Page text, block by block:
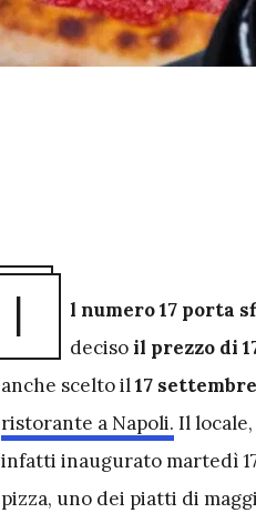
I l numero 17 porta
decisoil prezzo di
anche scelto il17
ristorante a Napoli. Il
infatti inaugurato martedì
pizza, uno dei piatti di